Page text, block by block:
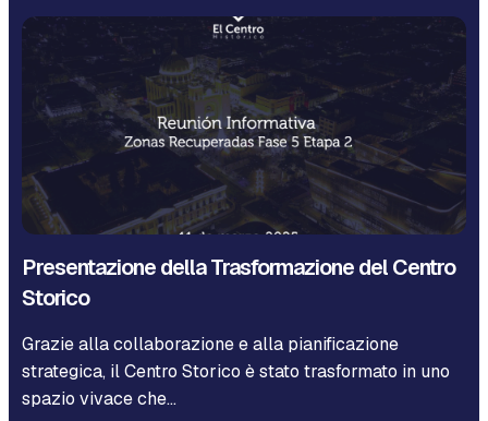
Presentazione della Trasformazione del Centro
Storico
Grazie alla collaborazione e alla pianificazione
strategica, il Centro Storico è stato trasformato in uno
spazio vivace che…